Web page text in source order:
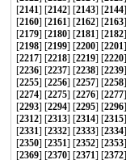
[2141] [2142] [2143] [2144
[2160] [2161] [2162] [2163
[2179] [2180] [2181] [2182
[2198] [2199] [2200] [2201
[2217] [2218] [2219] [2220
[2236] [2237] [2238] [2239
[2255] [2256] [2257] [2258
[2274] [2275] [2276] [2277
[2293] [2294] [2295] [2296
[2312] [2313] [2314] [2315
[2331] [2332] [2333] [2334
[2350] [2351] [2352] [2353
[2369] [2370] [2371] [2372